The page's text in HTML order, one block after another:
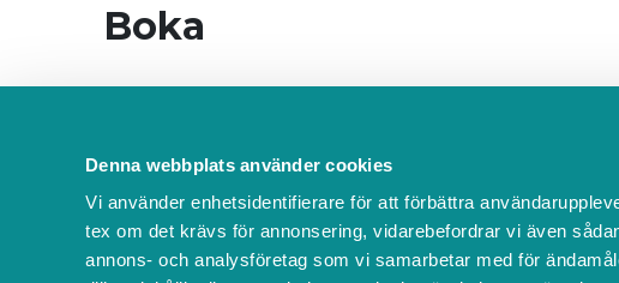
Denna webbplats använder cookies
Vi använder enhetsidentifierare för att förbättra
tex om det krävs för annonsering, vidarebefordrar vi även
annons- och analysföretag som vi samarbetar med för
Boka
Massage/massör
60 min